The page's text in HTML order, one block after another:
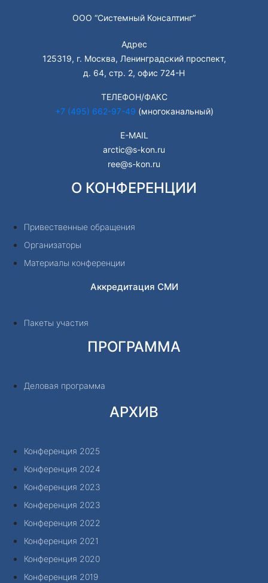
ООО “Системный Консалтинг”
Адрес
125319, г. Москва, Ленинградский проспект,
д. 64, стр. 2, офис 724-Н
ТЕЛЕФОН/ФАКС
+7 (495) 662-97-49 (многоканальный)
E-MAIL
arctic@s-kon.ru
ree@s-kon.ru
О КОНФЕРЕНЦИИ
Привественные обращения
Организаторы
Материалы конференции
Аккредитация СМИ
Пакеты участия
ПРОГРАММА
Деловая программа
АРХИВ
Конференция 2025
Конференция 2024
Конференция 2023
Конференция 2023
Конференция 2022
Конференция 2021
Конференция 2020
Конференция 2019